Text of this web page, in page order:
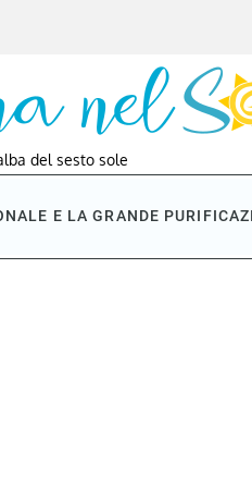
del sesto sole
E LA GRANDE